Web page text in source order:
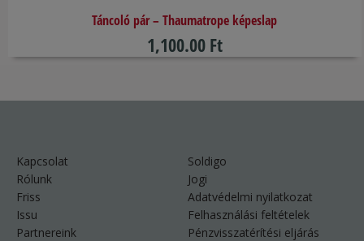
Táncoló pár – Thaumatrope képeslap
1,100.00 Ft
Kapcsolat
Rólunk
Friss
Issu
Partnereink
Soldigo
Jogi
Adatvédelmi nyilatkozat
Felhasználási feltételek
Pénzvisszatérítési eljárás